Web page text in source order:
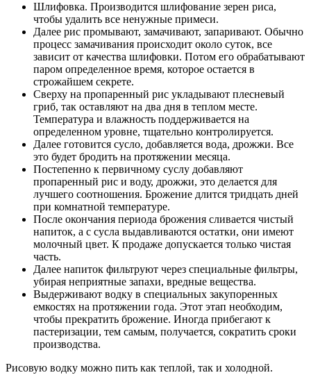
Шлифовка. Производится шлифование зерен риса,
чтобы удалить все ненужные примеси.
Далее рис промывают, замачивают, запаривают. Обычно
процесс замачивания происходит около суток, все
зависит от качества шлифовки. Потом его обрабатывают
паром определенное время, которое остается в
строжайшем секрете.
Сверху на пропаренный рис укладывают плесневый
гриб, так оставляют на два дня в теплом месте.
Температура и влажность поддерживается на
определенном уровне, тщательно контролируется.
Далее готовится сусло, добавляется вода, дрожжи. Все
это будет бродить на протяжении месяца.
Постепенно к первичному суслу добавляют
пропаренный рис и воду, дрожжи, это делается для
лучшего соотношения. Брожение длится тридцать дней
при комнатной температуре.
После окончания периода брожения сливается чистый
напиток, а с сусла выдавливаются остатки, они имеют
молочный цвет. К продаже допускается только чистая
часть.
Далее напиток фильтруют через специальные фильтры,
убирая неприятные запахи, вредные вещества.
Выдерживают водку в специальных закупоренных
емкостях на протяжении года. Этот этап необходим,
чтобы прекратить брожение. Иногда прибегают к
пастеризации, тем самым, получается, сократить сроки
производства.
Рисовую водку можно пить как теплой, так и холодной.